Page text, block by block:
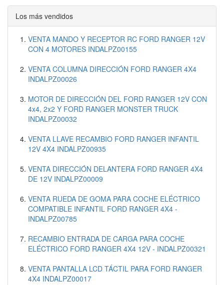
Los más vendidos
VENTA MANDO Y RECEPTOR RC FORD RANGER 12V
CON 4 MOTORES INDALPZ00155
VENTA COLUMNA DIRECCIÓN FORD RANGER 4X4
INDALPZ00026
MOTOR DE DIRECCIÓN DEL FORD RANGER 12V CON
4x4, 2x2 Y FORD RANGER MONSTER TRUCK
INDALPZ00032
VENTA LLAVE RECAMBIO FORD RANGER INFANTIL
12V 4X4 INDALPZ00935
VENTA DIRECCIÓN DELANTERA FORD RANGER 4X4
DE 12V INDALPZ00009
VENTA RUEDA DE GOMA PARA COCHE ELÉCTRICO
COMPATIBLE INFANTIL FORD RANGER 4X4 -
INDALPZ00785
RECAMBIO ENTRADA DE CARGA PARA COCHE
ELÉCTRICO FORD RANGER 4X4 12V - INDALPZ00321
VENTA PANTALLA LCD TÁCTIL PARA FORD RANGER
4X4 INDALPZ00017